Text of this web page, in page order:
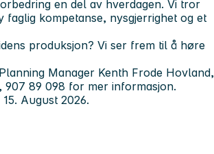
en del av hverdagen. Vi tror
faglig kompetanse, nysgjerrighet og et
produksjon? Vi ser frem til å høre
Manager Kenth Frode Hovland,
907 89 098 for mer informasjon.
15. August 2026.